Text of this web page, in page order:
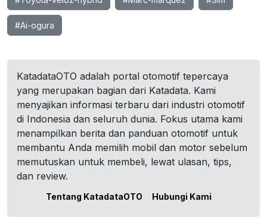
#Ai-ogura
KatadataOTO adalah portal otomotif tepercaya
yang merupakan bagian dari Katadata. Kami
menyajikan informasi terbaru dari industri otomotif
di Indonesia dan seluruh dunia. Fokus utama kami
menampilkan berita dan panduan otomotif untuk
membantu Anda memilih mobil dan motor sebelum
memutuskan untuk membeli, lewat ulasan, tips,
dan review.
Tentang KatadataOTO Hubungi Kami